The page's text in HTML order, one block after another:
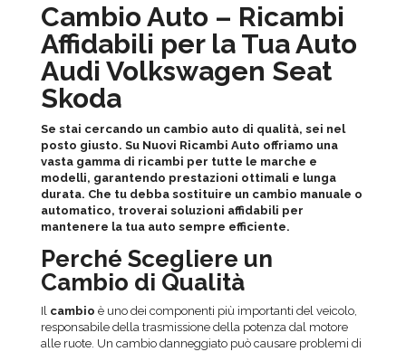
Cambio Auto – Ricambi
Affidabili per la Tua Auto
Audi Volkswagen Seat
Skoda
Se stai cercando un cambio auto di qualità, sei nel
posto giusto. Su Nuovi Ricambi Auto offriamo una
vasta gamma di ricambi per tutte le marche e
modelli, garantendo prestazioni ottimali e lunga
durata. Che tu debba sostituire un cambio manuale o
automatico, troverai soluzioni affidabili per
mantenere la tua auto sempre efficiente.
Perché Scegliere un
Cambio di Qualità
Il cambio è uno dei componenti più importanti del veicolo,
responsabile della trasmissione della potenza dal motore
alle ruote. Un cambio danneggiato può causare problemi di